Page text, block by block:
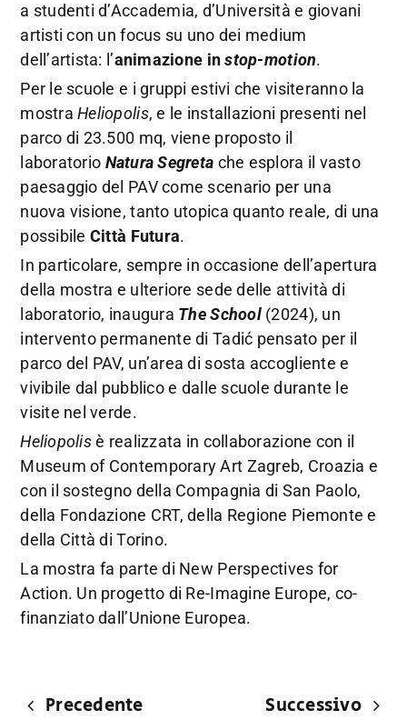
a studenti d’Accademia, d’Università e giovani
artisti con un focus su uno dei medium
dell’artista: l’animazione instop-motion.
Per le scuole e i gruppi estivi che visiteranno la
mostraHeliopolis, e le installazioni presenti nel
parco di 23.500 mq, viene proposto il
laboratorio Natura Segreta che esplora il vasto
paesaggio del PAV come scenario per una
nuova visione, tanto utopica quanto reale, di una
possibile Città Futura.
In particolare, sempre in occasione dell’apertura
della mostra e ulteriore sede delle attività di
laboratorio, inaugura The School (2024), un
intervento permanente di Tadić pensato per il
parco del PAV, un’area di sosta accogliente e
vivibile dal pubblico e dalle scuole durante le
visite nel verde.
Heliopolisè realizzata in collaborazione con il
Museum of Contemporary Art Zagreb, Croazia e
con il sostegno della Compagnia di San Paolo,
della Fondazione CRT, della Regione Piemonte e
della Città di Torino.
La mostra fa parte di New Perspectives for
Action. Un progetto di Re-Imagine Europe, co-
finanziato dall’Unione Europea.
Precedente Successivo